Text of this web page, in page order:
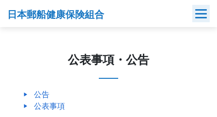
日本郵船健康保険組合
公表事項・公告
公告
公表事項